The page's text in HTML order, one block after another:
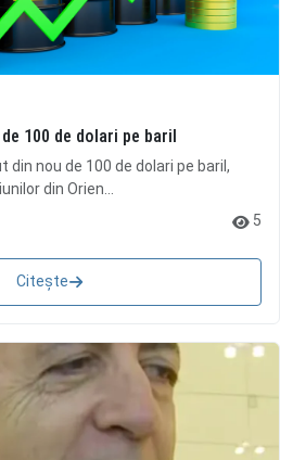
100 de dolari pe baril
nou de 100 de dolari pe baril,
din Orien...
5
Citește